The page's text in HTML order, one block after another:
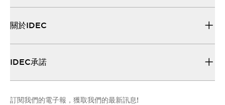
關於IDEC
IDEC承諾
訂閱我們的電子報，獲取我們的最新訊息!